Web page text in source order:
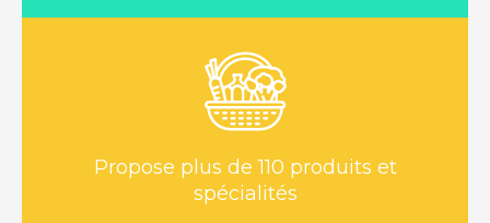
Propose plus de 110 produits et
spécialités